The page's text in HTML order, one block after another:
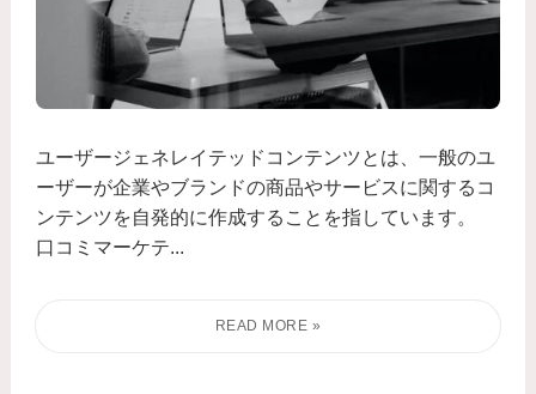
ユーザージェネレイテッドコンテンツとは、一般のユ
ーザーが企業やブランドの商品やサービスに関するコ
ンテンツを自発的に作成することを指しています。
口コミマーケテ...